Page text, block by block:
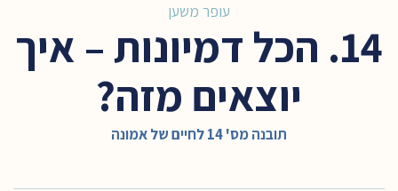
עופר משען
14. הכל דמיונות – איך
יוצאים מזה?
תובנה מס' 14 לחיים של אמונה